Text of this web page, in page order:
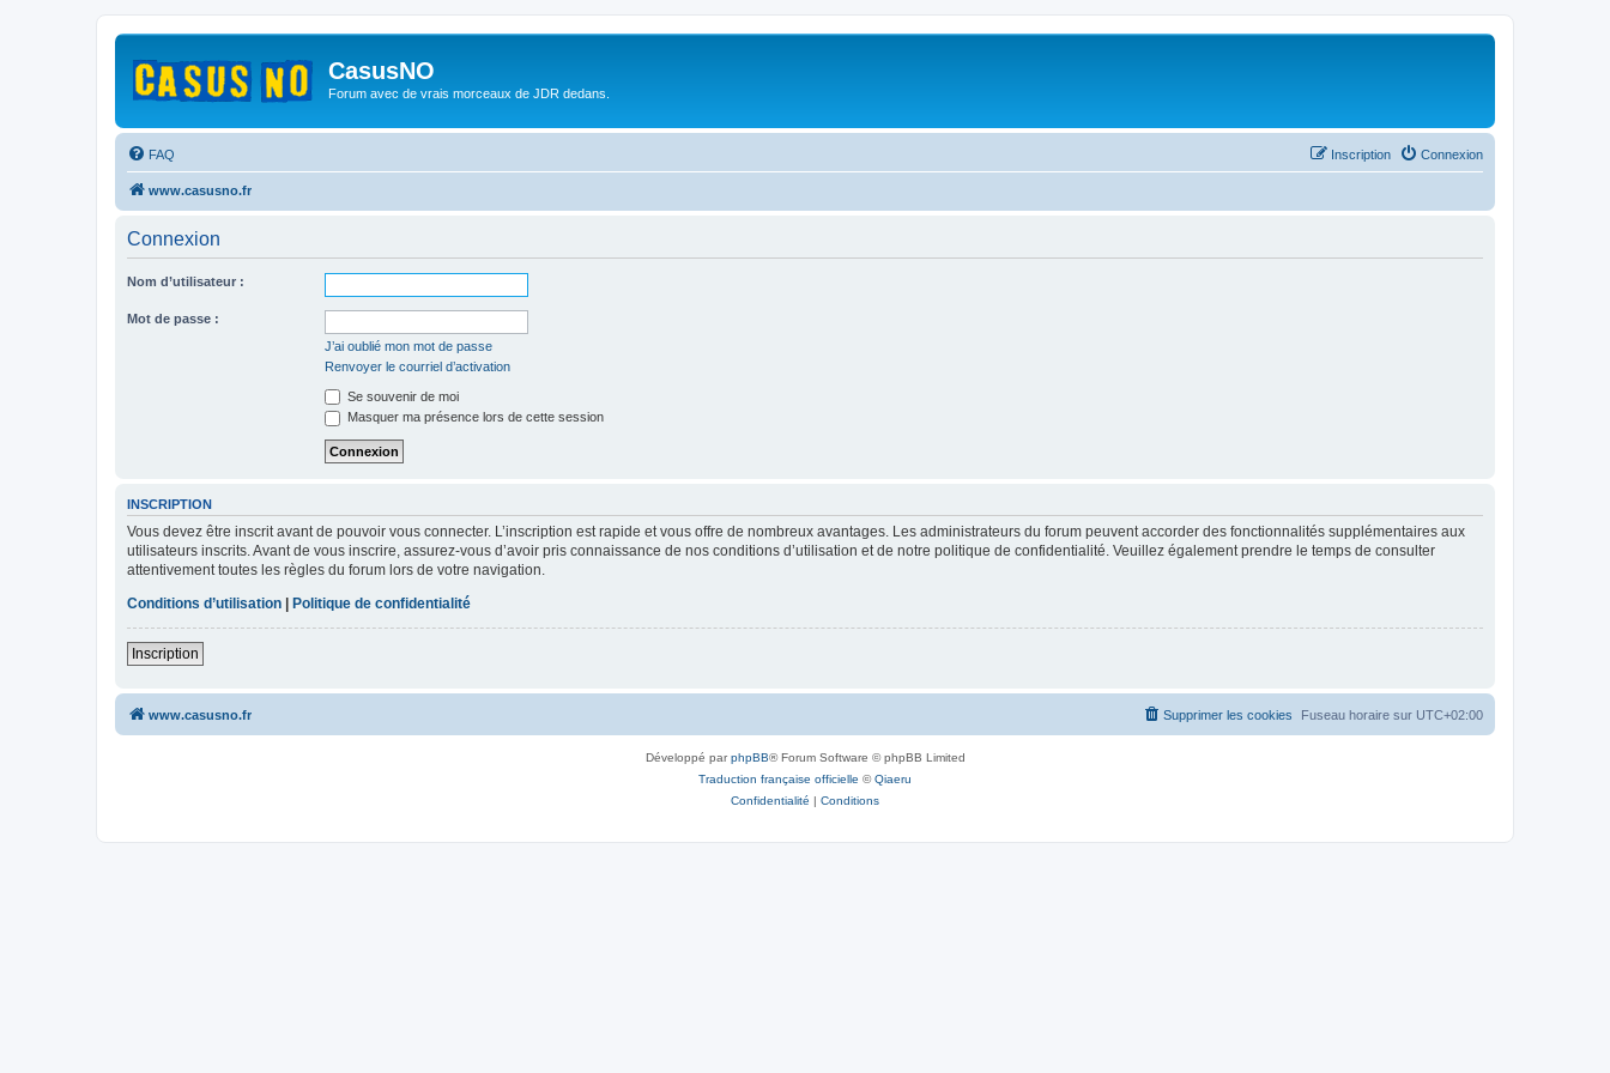
CasusNO
Forum avec de vrais morceaux de JDR dedans.
FAQ Connexion
Inscription
www.casusno.fr
Connexion
Nom d’utilisateur :
Mot de passe :
J’ai oublié mon mot de passe
Renvoyer le courriel d’activation
Se souvenir de moi
Masquer ma présence lors de cette session
INSCRIPTION
Vous devez être inscrit avant de pouvoir vous connecter. L’inscription est rapide et vous offre de nombreux avantages. Les administrateurs du forum peuvent accorder des fonctionnalités supplémentaires aux
utilisateurs inscrits. Avant de vous inscrire, assurez-vous d’avoir pris connaissance de nos conditions d’utilisation et de notre politique de confidentialité. Veuillez également prendre le temps de consulter
attentivement toutes les règles du forum lors de votre navigation.
Conditions d’utilisation
Politique de confidentialité
Inscription
www.casusno.fr Fuseau horaire sur UTC+02:00
Supprimer les cookies
Développé parphpBB® Forum Software © phpBB Limited
Traduction française officielle ©Qiaeru
Confidentialité | Conditions